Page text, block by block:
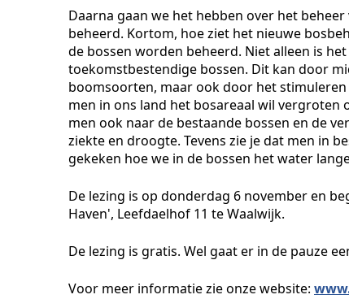
Daarna gaan we het hebben over het
beheerd. Kortom, hoe ziet het nieuwe
de bossen worden beheerd. Niet alleen is
toekomstbestendige bossen. Dit kan door
boomsoorten, maar ook door het
men in ons land het bosareaal wil vergroten
men ook naar de bestaande bossen en de
ziekte en droogte. Tevens zie je dat men in
gekeken hoe we in de bossen het water
De lezing is op donderdag 6 november en
Haven', Leefdaelhof 11 te Waalwijk.
De lezing is gratis. Wel gaat er in de pauze
Voor meer informatie zie onze website: